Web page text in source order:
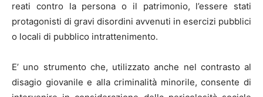
reati contro la persona o il patrimonio, l’essere stati
protagonisti di gravi disordini avvenuti in esercizi pubblici
o locali di pubblico intrattenimento.
E’ uno strumento che, utilizzato anche nel contrasto al
disagio giovanile e alla criminalità minorile, consente di